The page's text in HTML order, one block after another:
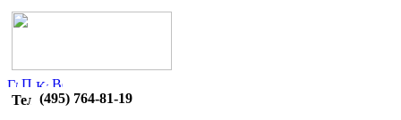
(495) 764-81-19